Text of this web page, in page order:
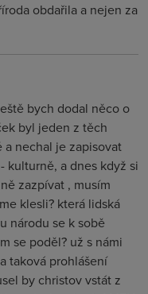
obdařila a nejen za
bych dodal něco o
byl jeden z těch
a nechal je zapisovat
kulturně, a dnes když si
zazpívat , musím
klesli? která lidská
národu se k sobě
se poděl? už s námi
taková prohlášení
by christov vstát z